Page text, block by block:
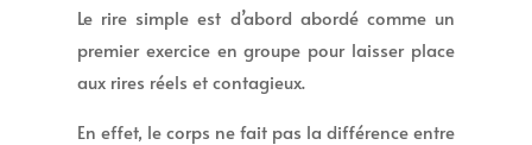
Le rire simple est d’abord abordé comme un
premier exercice en groupe pour laisser place
aux rires réels et contagieux.
En effet, le corps ne fait pas la différence entre